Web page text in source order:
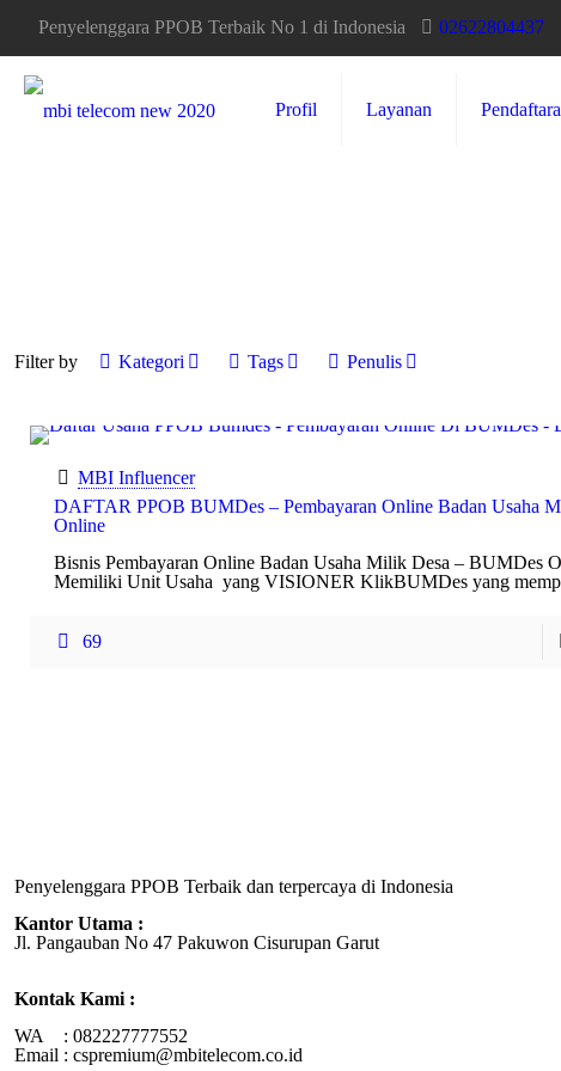
Penyelenggara PPOB Terbaik No 1 di Indonesia 02622804437
Profil Layanan
Filter by Kategori Tags Penulis
MBI Influencer
DAFTAR PPOB BUMDes – Pembayaran Online Badan Usaha
Online
Bisnis Pembayaran Online Badan Usaha Milik Desa – BUMDes
Memiliki Unit Usaha yang VISIONER KlikBUMDes yang
69
Penyelenggara PPOB Terbaik dan terpercaya di Indonesia
Kantor Utama :
Jl. Pangauban No 47 Pakuwon Cisurupan Garut
Kontak Kami :
WA : 082227777552
Email : cspremium@mbitelecom.co.id